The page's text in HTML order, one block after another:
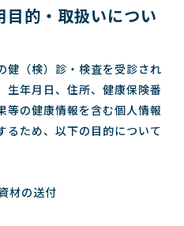
目的・取扱いについ
健（検）診・検査を受診され
生年月日、住所、健康保険番
等の健康情報を含む個人情報
るため、以下の目的について
材の送付